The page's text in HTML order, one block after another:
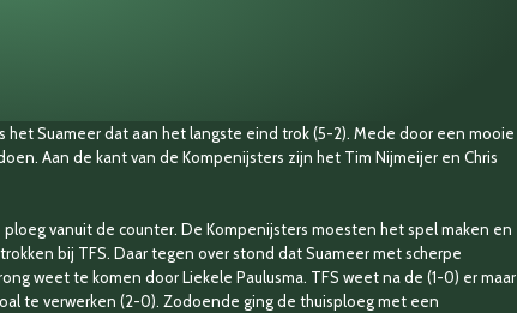
Suameer dat aan het langste eind trok (5-2). Mede door een mooie
Aan de kant van de Kompenijsters zijn het Tim Nijmeijer en Chris
vanuit de counter. De Kompenijsters moesten het spel maken en
bij TFS. Daar tegen over stond dat Suameer met scherpe
weet te komen door Liekele Paulusma. TFS weet na de (1-0) er maar
te verwerken (2-0). Zodoende ging de thuisploeg met een